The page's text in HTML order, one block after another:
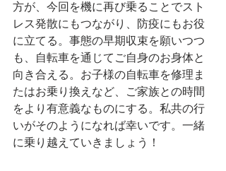
方が、今回を機に再び乗ることでスト
レス発散にもつながり、防疫にもお役
に立てる。事態の早期収束を願いつつ
も、自転車を通じてご自身のお身体と
向き合える。お子様の自転車を修理ま
たはお乗り換えなど、ご家族との時間
をより有意義なものにする。私共の行
いがそのようになれば幸いです。一緒
に乗り越えていきましょう！